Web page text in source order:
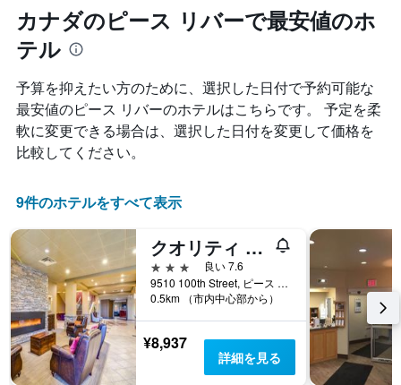
月
を
表
て
い
ま
す。
表
軸
は、
客
室
の
平
均
料
金
客
室
の
平
均
料
金
を
表
て
い
ま
す
表
の
X
軸
1​
本
は、
カナダのピース リバーで最安値のホ
テル
予算を抑えたい方のために、選択した日付で予約可能な
最安値のピース リバーのホテルはこちらです。 予定を柔
軟に変更できる場合は、選択した日付を変更して価格を
比較してください。
9件のホテルをすべて表示
クオリティ オテル & カンファレンス センター
3つ星
良い 7.6
9510 100th Street, ピース リバー, AB, カナダ
0.5km （市内中心部から）
¥8,937
詳細を見る